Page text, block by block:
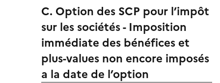
C. Option des SCP pour l’impôt
sur les sociétés - Imposition
immédiate des bénéfices et
plus-values non encore imposés
a la date de l’option